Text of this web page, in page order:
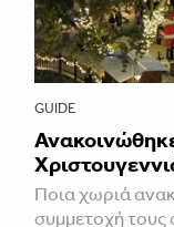
GUIDE
Ποια χωριά
συμμετοχή τους